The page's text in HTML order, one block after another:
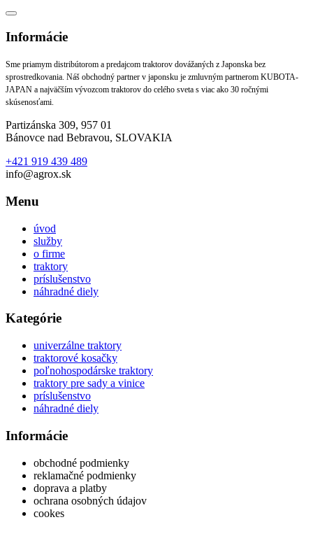
Informácie
Sme priamym distribútorom a predajcom traktorov dovážaných z Japonska bez
sprostredkovania. Náš obchodný partner v japonsku je zmluvným partnerom KUBOTA-
JAPAN a najväčším vývozcom traktorov do celého sveta s viac ako 30 ročnými
skúsenosťami.
Partizánska 309, 957 01
Bánovce nad Bebravou, SLOVAKIA
+421 919 439 489
info@agrox.sk
Menu
úvod
služby
o firme
traktory
príslušenstvo
náhradné diely
Kategórie
univerzálne traktory
traktorové kosačky
poľnohospodárske traktory
traktory pre sady a vinice
príslušenstvo
náhradné diely
Informácie
obchodné podmienky
reklamačné podmienky
doprava a platby
ochrana osobných údajov
cookes